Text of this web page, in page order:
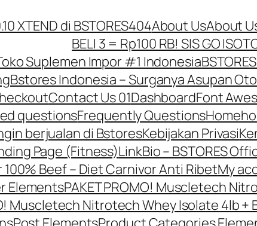
XTEND di BSTORES404About UsAbout
BELI 3 = Rp100 RB! SIS GO
Suplemen Impor #1 Indonesia
Bstores Indonesia – Surganya Asupan
Contact Us 01DashboardFont
questionsFrequently QuestionsHome
berjualan di BstoresKebijakan Privasi
Page (Fitness)LinkBio – BSTORES
Beef – Diet Carnivor Anti RibetMy
ElementsPAKET PROMO! Muscletech
Muscletech Nitrotech Whey Isolate 4lb +